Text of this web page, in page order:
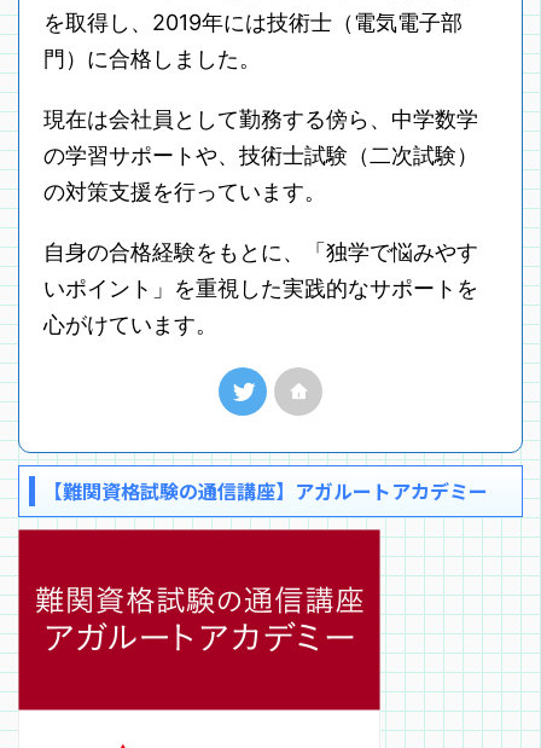
を取得し、2019年には技術士（電気電子部
門）に合格しました。
現在は会社員として勤務する傍ら、中学数学
の学習サポートや、技術士試験（二次試験）
の対策支援を行っています。
自身の合格経験をもとに、「独学で悩みやす
いポイント」を重視した実践的なサポートを
心がけています。
【難関資格試験の通信講座】アガルートアカデミー